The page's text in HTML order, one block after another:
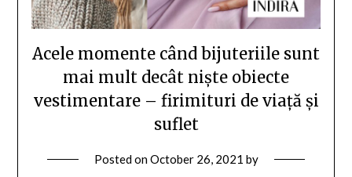
Acele momente când bijuteriile sunt
mai mult decât niște obiecte
vestimentare – firimituri de viață și
suflet
Posted onOctober 26, 2021 by